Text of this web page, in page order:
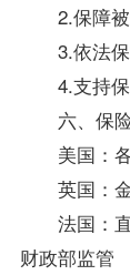
2.保障被
3.依法保
4.支持保
六、保险
美国：各
英国：金
法国：直
财政部监管